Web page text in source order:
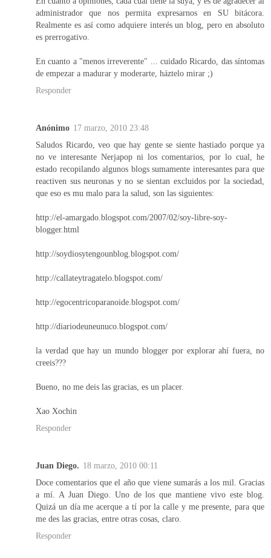
administrador que nos permita expresarnos en SU bitácora.
Realmente es así como adquiere interés un blog, pero en absoluto
es prerrogativo.
En cuanto a "menos irreverente" ... cuidado Ricardo, das síntomas
de empezar a madurar y moderarte, háztelo mirar ;)
Responder
Anónimo 17 marzo, 2010 23:48
Saludos Ricardo, veo que hay gente se siente hastiado porque ya
no ve interesante Nerjapop ni los comentarios, por lo cual, he
estado recopilando algunos blogs sumamente interesantes para que
reactiven sus neuronas y no se sientan excluidos por la sociedad,
que eso es mu malo para la salud, son las siguientes:
http://el-amargado.blogspot.com/2007/02/soy-libre-soy-
blogger.html
http://soydiosytengounblog.blogspot.com/
http://callateytragatelo.blogspot.com/
http://egocentricoparanoide.blogspot.com/
http://diariodeuneunuco.blogspot.com/
la verdad que hay un mundo blogger por explorar ahí fuera, no
creeis???
Bueno, no me deis las gracias, es un placer.
Xao Xochin
Responder
Juan Diego. 18 marzo, 2010 00:11
Doce comentarios que el año que viene sumarás a los mil. Gracias
a mí. A Juan Diego. Uno de los que mantiene vivo este blog.
Quizá un día me acerque a tí por la calle y me presente, para que
me des las gracias, entre otras cosas, claro.
Responder